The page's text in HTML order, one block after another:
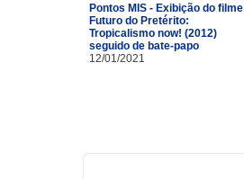
Pontos MIS - Exibição do filme
Futuro do Pretérito:
Tropicalismo now! (2012)
seguido de bate-papo
12/01/2021